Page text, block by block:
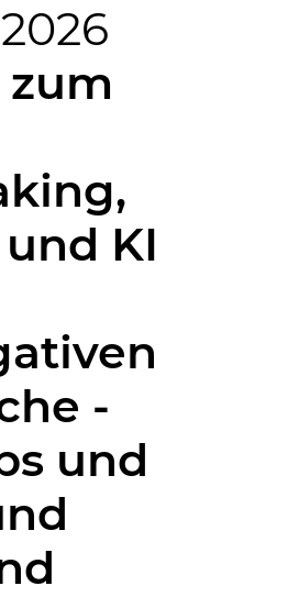
zum
KI
-
und